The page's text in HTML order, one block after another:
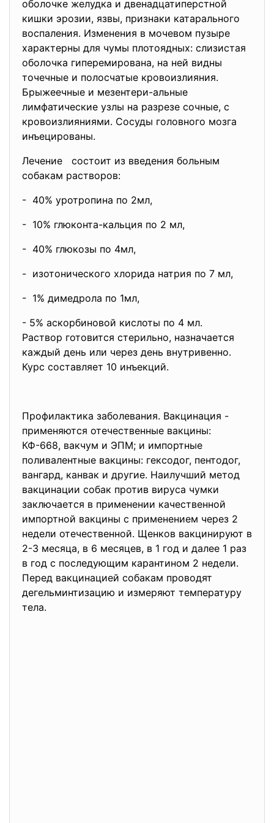
оболочке желудка и двенадцатиперстной
кишки эрозии, язвы, признаки катарального
воспаления. Изменения в мочевом пузыре
характерны для чумы плотоядных: слизистая
оболочка гиперемирована, на ней видны
точечные и полосчатые кровоизлияния.
Брыжеечные и мезентери-альные
лимфатические узлы на разрезе сочные, с
кровоизлияниями. Сосуды головного мозга
инъецированы.
Лечение состоит из введения больным
собакам растворов:
- 40% уротропина по 2мл,
- 10% глюконта-кальция по 2 мл,
- 40% глюкозы по 4мл,
- изотонического хлорида натрия по 7 мл,
- 1% димедрола по 1мл,
- 5% аскорбиновой кислоты по 4 мл.
Раствор готовится стерильно, назначается
каждый день или через день внутривенно.
Курс составляет 10 инъекций.
Профилактика заболевания. Вакцинация -
применяются отечественные вакцины:
КФ-668, вакчум и ЭПМ; и импортные
поливалентные вакцины: гексодог, пентодог,
вангард, канвак и другие. Наилучший метод
вакцинации собак против вируса чумки
заключается в применении качественной
импортной вакцины с применением через 2
недели отечественной. Щенков вакцинируют в
2-3 месяца, в 6 месяцев, в 1 год и далее 1 раз
в год с последующим карантином 2 недели.
Перед вакцинацией собакам проводят
дегельминтизацию и измеряют температуру
тела.